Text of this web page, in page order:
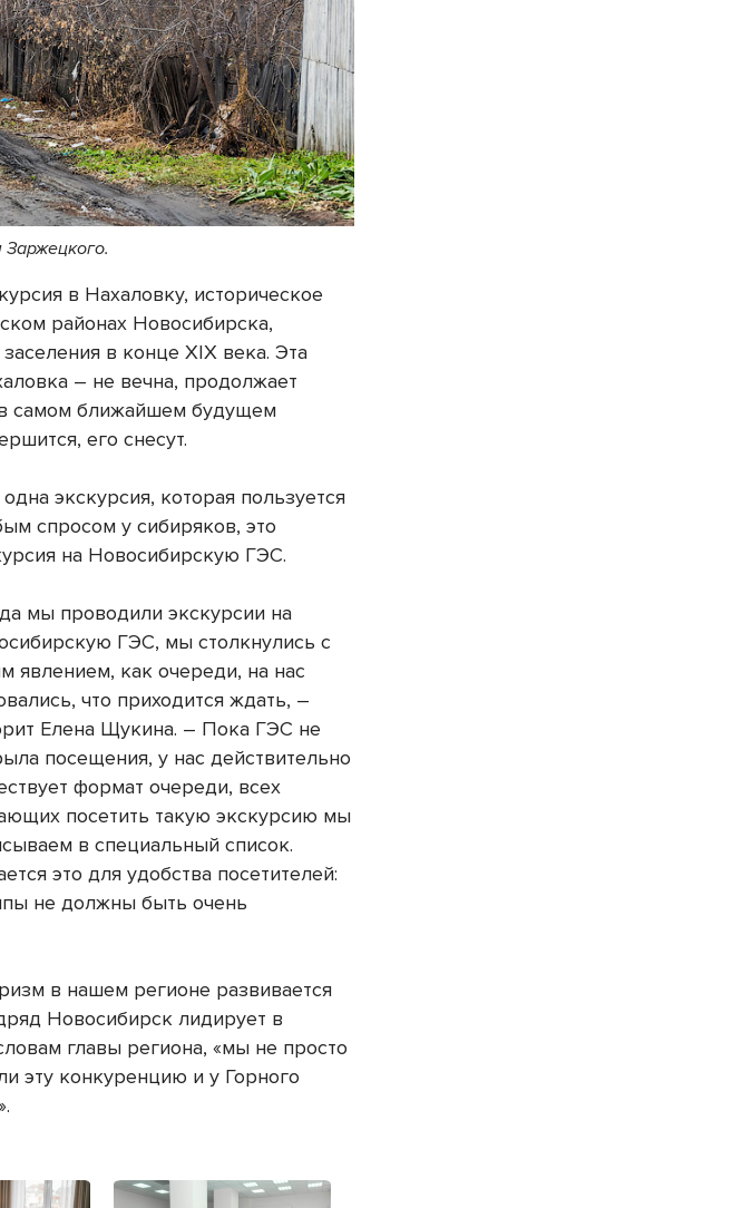
в Нахаловку, историческое
районах Новосибирска,
в конце XIX века. Эта
– не вечна, продолжает
самом ближайшем будущем
его снесут.
экскурсия, которая пользуется
спросом у сибиряков, это
на Новосибирскую ГЭС.
мы проводили экскурсии на
ГЭС, мы столкнулись с
явлением, как очереди, на нас
что приходится ждать, –
Елена Щукина. – Пока ГЭС не
посещения, у нас действительно
формат очереди, всех
посетить такую экскурсию мы
в специальный список.
это для удобства посетителей:
не должны быть очень
в нашем регионе развивается
Новосибирск лидирует в
главы региона, «мы не просто
эту конкуренцию и у Горного